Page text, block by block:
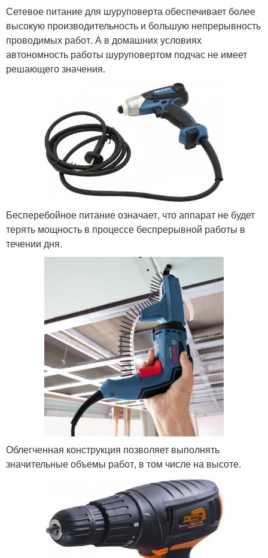
Сетевое питание для шуруповерта обеспечивает более
высокую производительность и большую непрерывность
проводимых работ. А в домашних условиях
автономность работы шуруповертом подчас не имеет
решающего значения.
Бесперебойное питание означает, что аппарат не будет
терять мощность в процессе беспрерывной работы в
течении дня.
Облегченная конструкция позволяет выполнять
значительные объемы работ, в том числе на высоте.